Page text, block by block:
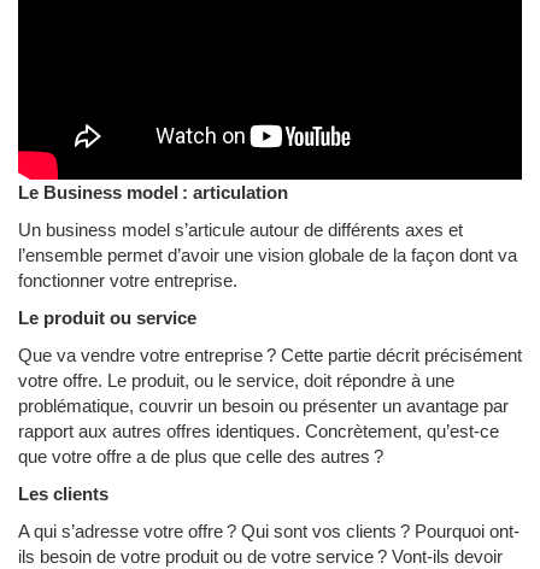
Le Business model : articulation
Un business model s’articule autour de différents axes et
l’ensemble permet d’avoir une vision globale de la façon dont va
fonctionner votre entreprise.
Le produit ou service
Que va vendre votre entreprise ? Cette partie décrit précisément
votre offre. Le produit, ou le service, doit répondre à une
problématique, couvrir un besoin ou présenter un avantage par
rapport aux autres offres identiques. Concrètement, qu’est-ce
que votre offre a de plus que celle des autres ?
Les clients
A qui s’adresse votre offre ? Qui sont vos clients ? Pourquoi ont-
ils besoin de votre produit ou de votre service ? Vont-ils devoir